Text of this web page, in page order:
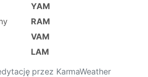
przez KarmaWeather
YAM
RAM
VAM
LAM